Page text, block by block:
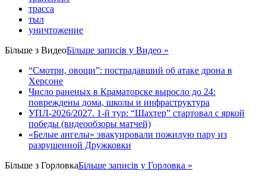
трасса
тыл
уничтожение
Більше з ВидеоБільше записів у Видео »
“Смотри, овощи”: пострадавший об атаке дрона в
Херсоне
Число раненых в Краматорске выросло до 24:
повреждены дома, школы и инфраструктура
УПЛ-2026/2027. 1-й тур: “Шахтер” стартовал с яркой
победы (видеообзоры матчей)
«Белые ангелы» эвакуировали пожилую пару из
разрушенной Дружковки
Більше з ГорловкаБільше записів у Горловка »